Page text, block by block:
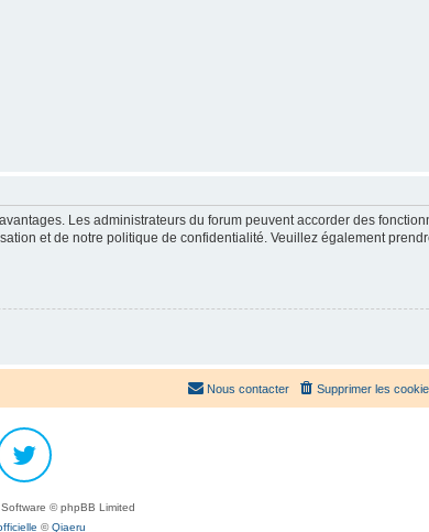
Les administrateurs du forum peuvent accorder des
et de notre politique de confidentialité. Veuillez également
Supprimer les
Nous contacter
© phpBB Limited
©Qiaeru